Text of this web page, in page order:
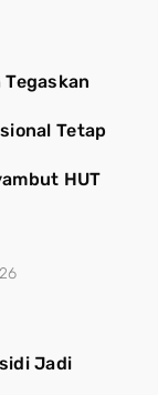
Tetap
HUT
Jadi